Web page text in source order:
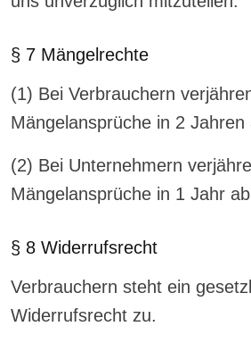
§ 7 Mängelrechte
(1) Bei Verbrauchern
Mängelansprüche in 2 Jahren
(2) Bei Unternehmern
Mängelansprüche in 1 Jahr
§ 8 Widerrufsrecht
Verbrauchern steht ein
Widerrufsrecht zu.